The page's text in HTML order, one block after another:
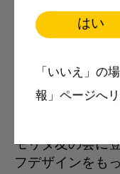
はい
「いいえ」の
報」ページへ
無
モリタ友の会に
フデザインをも